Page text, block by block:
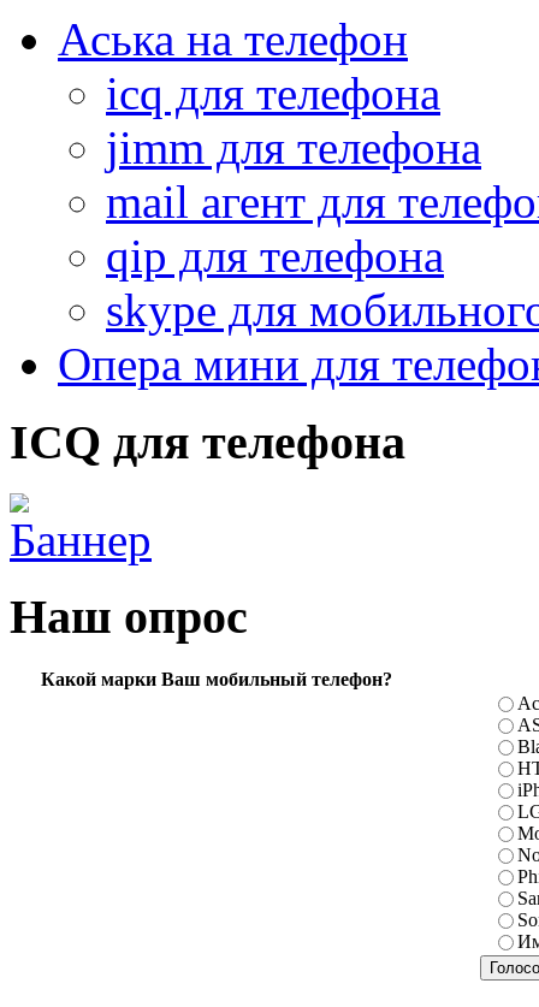
Аська на телефон
icq для телефона
jimm для телефона
mail агент для
qip для телефона
skype для
Опера мини для
ICQ для телефона
Наш опрос
Какой марки Ваш мобильный телефон?